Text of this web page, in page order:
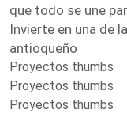
que todo se une
Invierte en una de
antioqueño
Proyectos thumbs
Proyectos thumbs
Proyectos thumbs